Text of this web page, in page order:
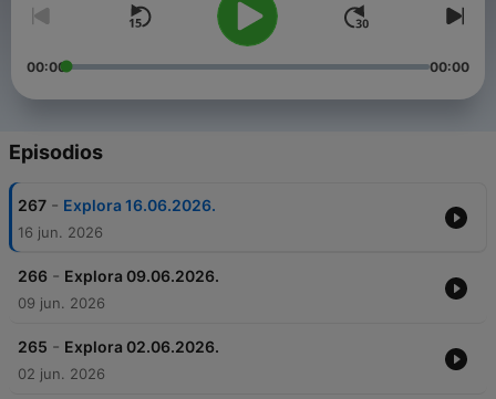
00:00 00:00
Episodios
267 - Explora 16.06.2026.
16 jun. 2026
266 - Explora 09.06.2026.
09 jun. 2026
265 - Explora 02.06.2026.
02 jun. 2026